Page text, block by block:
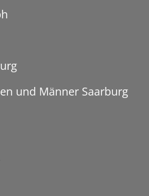
und Männer Saarburg